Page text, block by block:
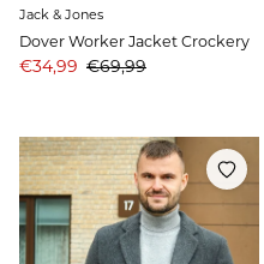
Jack & Jones
Dover Worker Jacket Crockery
Aanbiedingsprijs
€34,99 Prijs
€69,99